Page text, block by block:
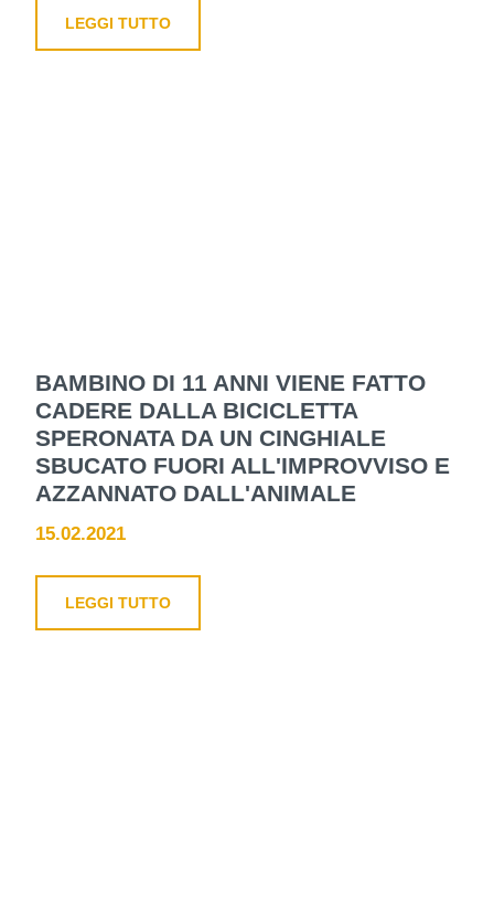
LEGGI TUTTO
BAMBINO DI 11 ANNI VIENE FATTO
CADERE DALLA BICICLETTA
SPERONATA DA UN CINGHIALE
SBUCATO FUORI ALL'IMPROVVISO E
AZZANNATO DALL'ANIMALE
15.02.2021
LEGGI TUTTO